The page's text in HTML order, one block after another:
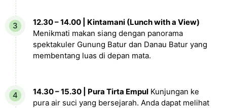
12.30 – 14.00 | Kintamani (Lunch with a View)
Menikmati makan siang dengan panorama
spektakuler Gunung Batur dan Danau Batur yang
membentang luas di depan mata.
14.30 – 15.30 | Pura Tirta Empul Kunjungan ke
pura air suci yang bersejarah. Anda dapat melihat